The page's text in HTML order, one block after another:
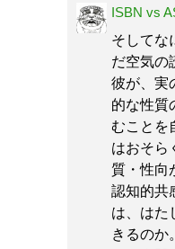
ISBN vs
そしてな
だ空気の
彼が、実
的な性質
むことを
はおそら
質・性向
認知的共
は、はた
きるのか